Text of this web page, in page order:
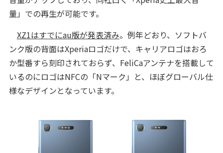
量」での再生が可能です。
XZ1はすでにau版が発表済み。例年どおり、ソフトバ
ンク版の背面はXperiaロゴだけで、キャリアロゴはおろ
か型番すら刻印されておらず、FeliCaアンテナを搭載して
いるのにロゴはNFCの「Nマーク」と、ほぼグローバル仕
様なデザインとなっています。